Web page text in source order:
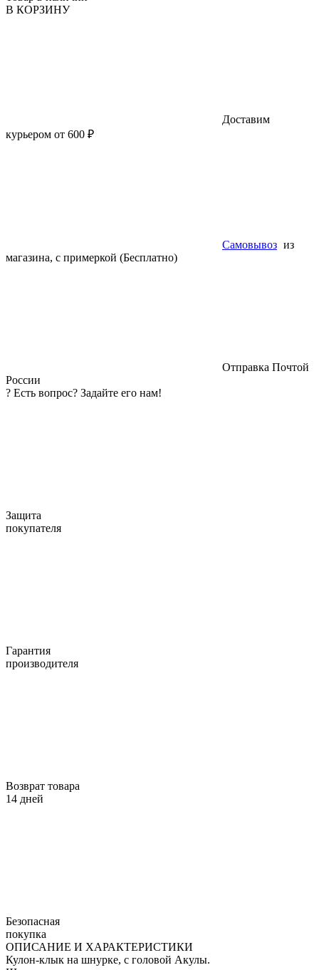
В КОРЗИНУ
Доставим
курьером от 600 ₽
Самовывоз из
магазина, с примеркой (Бесплатно)
Отправка Почтой
России
? Есть вопрос? Задайте его нам!
Защита
покупателя
Гарантия
производителя
Возврат товара
14 дней
Безопасная
покупка
ОПИСАНИЕ И ХАРАКТЕРИСТИКИ
Кулон-клык на шнурке, с головой Акулы.